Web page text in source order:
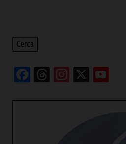
Cerca
Facebook
Threads
Instagram
X